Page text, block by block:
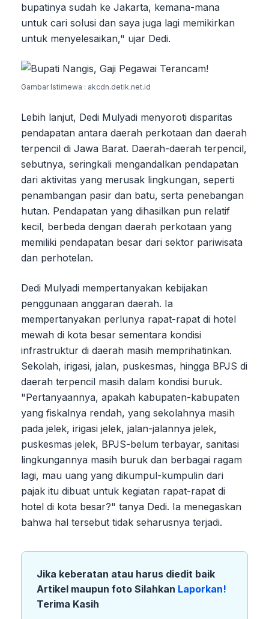
bupatinya sudah ke Jakarta, kemana-mana
untuk cari solusi dan saya juga lagi memikirkan
untuk menyelesaikan," ujar Dedi.
Gambar Istimewa : akcdn.detik.net.id
Lebih lanjut, Dedi Mulyadi menyoroti disparitas
pendapatan antara daerah perkotaan dan daerah
terpencil di Jawa Barat. Daerah-daerah terpencil,
sebutnya, seringkali mengandalkan pendapatan
dari aktivitas yang merusak lingkungan, seperti
penambangan pasir dan batu, serta penebangan
hutan. Pendapatan yang dihasilkan pun relatif
kecil, berbeda dengan daerah perkotaan yang
memiliki pendapatan besar dari sektor pariwisata
dan perhotelan.
Dedi Mulyadi mempertanyakan kebijakan
penggunaan anggaran daerah. Ia
mempertanyakan perlunya rapat-rapat di hotel
mewah di kota besar sementara kondisi
infrastruktur di daerah masih memprihatinkan.
Sekolah, irigasi, jalan, puskesmas, hingga BPJS di
daerah terpencil masih dalam kondisi buruk.
"Pertanyaannya, apakah kabupaten-kabupaten
yang fiskalnya rendah, yang sekolahnya masih
pada jelek, irigasi jelek, jalan-jalannya jelek,
puskesmas jelek, BPJS-belum terbayar, sanitasi
lingkungannya masih buruk dan berbagai ragam
lagi, mau uang yang dikumpul-kumpulin dari
pajak itu dibuat untuk kegiatan rapat-rapat di
hotel di kota besar?" tanya Dedi. Ia menegaskan
bahwa hal tersebut tidak seharusnya terjadi.
Jika keberatan atau harus diedit baik
Artikel maupun foto Silahkan Laporkan!
Terima Kasih